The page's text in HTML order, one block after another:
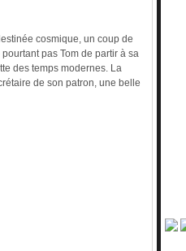
cosmique, un coup de
pas Tom de partir à sa
des temps modernes. La
de son patron, une belle